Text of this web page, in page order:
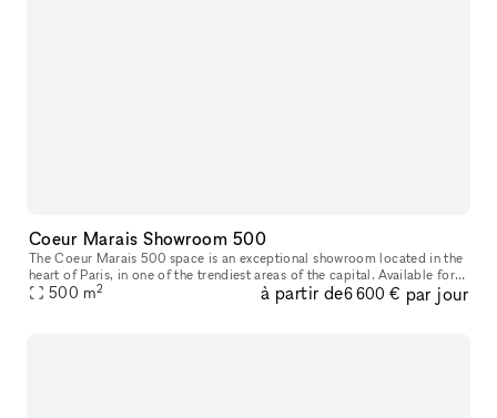
Coeur Marais Showroom 500
The Coeur Marais 500 space is an exceptional showroom located in the
heart of Paris, in one of the trendiest areas of the capital. Available for
direct or turnkey rental, this space can host your sem
500 m2 à partir de6 600 € par jour